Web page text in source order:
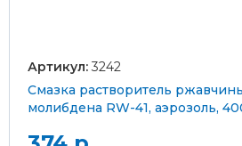
Артикул: 3242
Смазка растворитель
молибдена RW-41, аэрозоль,